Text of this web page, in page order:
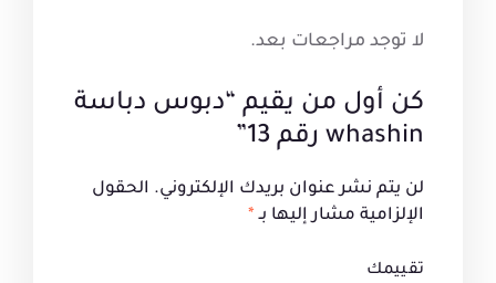
لا توجد مراجعات بعد.
كن أول من يقيم “دبوس دباسة
whashin رقم 13”
لن يتم نشر عنوان بريدك الإلكتروني. الحقول
الإلزامية مشار إليها بـ *
تقييمك